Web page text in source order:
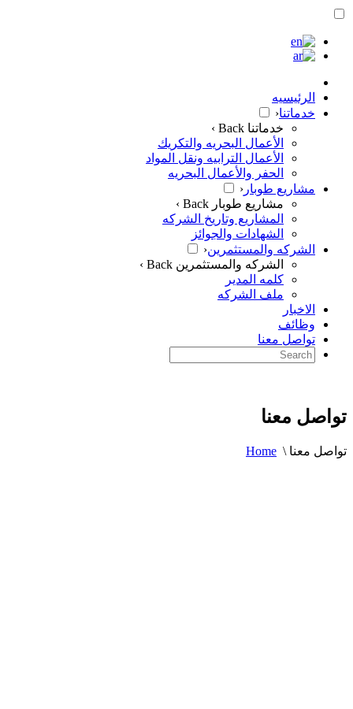
الرئيسيه
خدماتنا‹
خدماتنا Back ›
الأعمال البحريه والتكريك
الأعمال الترابيه ونقل المواد
الحفر والأعمال البحريه
مشاريع طوبار ‹
مشاريع طوبار Back ›
المشاريع وتاريخ الشركه
الشهادات والجوائز
الشركه والمستثمرين‹
الشركه والمستثمرين Back ›
كلمه المدير
ملف الشركه
الاخبار
وظائف
تواصل معنا
تواصل معنا
تواصل معنا \
Home